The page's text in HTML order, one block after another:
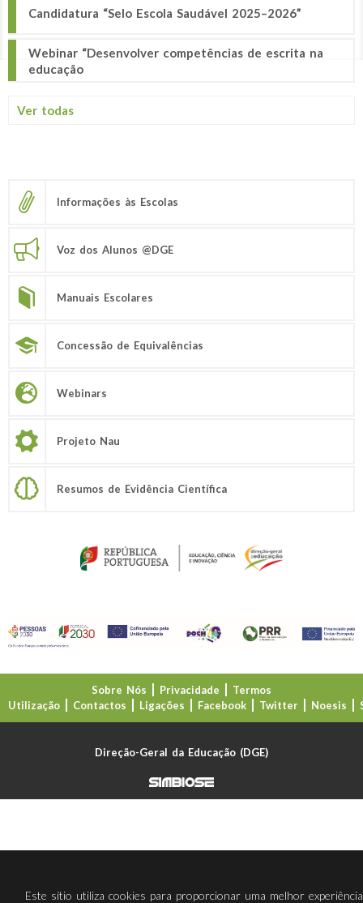
Candidatura “Selo Escola Saudável 2025–2026”
Webinar “Desenvolver competências de escrita na
educação
Ver todas
Informações às Escolas
Voz dos Alunos @DGE
Manuais Escolares
Concessão de Equivalências
Webinars
Projeto Nau
Resumos de Evidência Científica
Sobre Nós Privacidade
Termos
Utilização
Contactos Ligações Facebook Twitter Noesis
Direção-Geral da Educação (DGE)
Este sítio utiliza cookies para proporcionar uma melhor